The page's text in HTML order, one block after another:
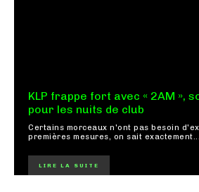
KLP frappe fort avec « 2AM »,
pour les nuits de club
Certains morceaux n'ont pas besoin
premières mesures, on sait exactement...
LIRE LA SUITE